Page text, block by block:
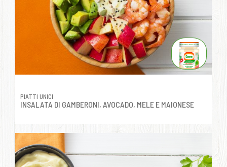
PIATTI UNICI
INSALATA DI GAMBERONI, AVOCADO, MELE E MAIONESE